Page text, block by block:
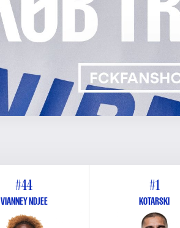
#44
VIANNEY NDJEE
#1
KOTARSKI